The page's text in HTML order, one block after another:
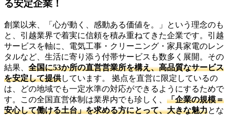
る安定企業！
創業以来、「心が動く、感動ある価値を。」という理念のも
と、引越業界で着実に信頼を積み重ねてきた企業です。引越
サービスを軸に、電気工事・クリーニング・家具家電のレン
タルなど、生活に寄り添う付帯サービスも数多く展開。その
結果、 全国に53か所の直営営業所を構え、高品質なサービス
を安定して提供しています。 拠点を直営に限定しているの
は、どの地域でも一定水準の対応ができるようにするためで
す。この全国直営体制は業界内でも珍しく、 「企業の規模＝
安心して働ける土台」を求める方にとって、大きな魅力とな